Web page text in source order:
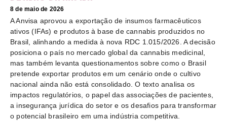
8 de maio de 2026
A Anvisa aprovou a exportação de insumos farmacêuticos
ativos (IFAs) e produtos à base de cannabis produzidos no
Brasil, alinhando a medida à nova RDC 1.015/2026. A decisão
posiciona o país no mercado global da cannabis medicinal,
mas também levanta questionamentos sobre como o Brasil
pretende exportar produtos em um cenário onde o cultivo
nacional ainda não está consolidado. O texto analisa os
impactos regulatórios, o papel das associações de pacientes,
a insegurança jurídica do setor e os desafios para transformar
o potencial brasileiro em uma indústria competitiva.